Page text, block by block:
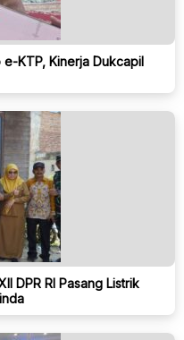
KTP, Kinerja Dukcapil
DPR RI Pasang Listrik